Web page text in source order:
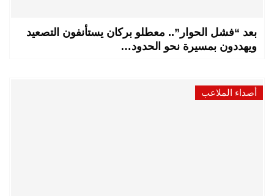
بعد “فشل الحوار”.. معطلو بركان يستأنفون التصعيد
ويهددون بمسيرة نحو الحدود…
أصداء الملاعب